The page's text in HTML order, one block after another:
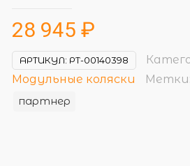
28 945 ₽
АРТИКУЛ: РТ-00140398
Модульные коляски
Метки:
партнер